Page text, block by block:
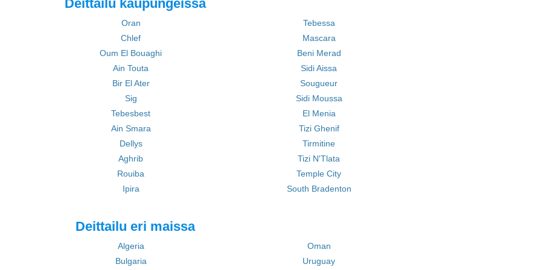
Deittailu kaupungeissa
Oran
Tebessa
Chlef
Mascara
Oum El Bouaghi
Beni Merad
Ain Touta
Sidi Aissa
Bir El Ater
Sougueur
Sig
Sidi Moussa
Tebesbest
El Menia
Ain Smara
Tizi Ghenif
Dellys
Tirmitine
Aghrib
Tizi N'Tlata
Rouiba
Temple City
Ipira
South Bradenton
Deittailu eri maissa
Algeria
Oman
Bulgaria
Uruguay